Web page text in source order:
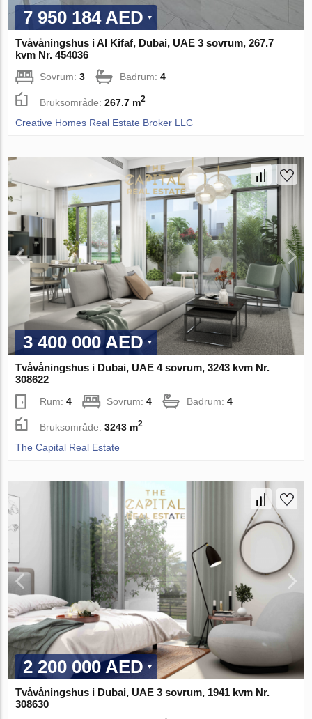
7 950 184 AED
Tvåvåningshus i Al Kifaf, Dubai, UAE 3 sovrum, 267.7
kvm Nr. 454036
Sovrum:3 Badrum:4
Bruksområde:267.7 m2
Creative Homes Real Estate Broker LLC
3 400 000 AED
Tvåvåningshus i Dubai, UAE 4 sovrum, 3243 kvm Nr.
308622
Rum:4 Sovrum:4 Badrum:4
Bruksområde:3243 m2
The Capital Real Estate
2 200 000 AED
Tvåvåningshus i Dubai, UAE 3 sovrum, 1941 kvm Nr.
308630